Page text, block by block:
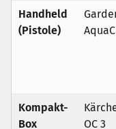
Handheld
(Pistole)
Kompakt-
Box
OC 3